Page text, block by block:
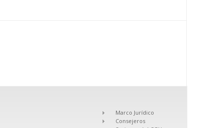
Marco Jurídico
Consejeros